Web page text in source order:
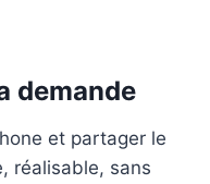
demande
et partager le
réalisable, sans